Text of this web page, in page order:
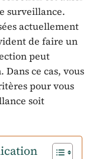
surveillance.
actuellement
de faire un
peut
ce cas, vous
pour vous
soit